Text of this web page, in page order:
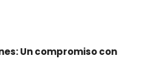
Un compromiso con